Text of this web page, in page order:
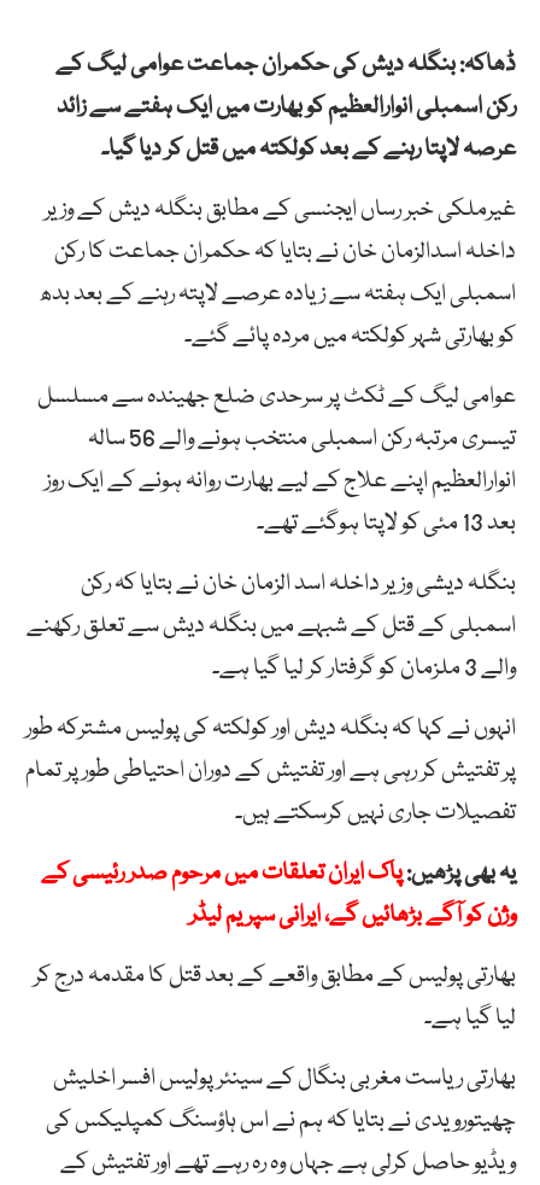
ڈھاکہ: بنگلہ دیش کی حکمران جماعت عوامی لیگ کے
رکن اسمبلی انوارالعظیم کو بھارت میں ایک ہفتے سے زائد
عرصہ لاپتا رہنے کے بعد کولکتہ میں قتل کر دیا گیا۔
غیرملکی خبر رساں ایجنسی کے مطابق بنگلہ دیش کے وزیر
داخلہ اسدالزمان خان نے بتایا کہ حکمران جماعت کا رکن
اسمبلی ایک ہفتہ سے زیادہ عرصے لاپتہ رہنے کے بعد بدھ
کو بھارتی شہر کولکتہ میں مردہ پائے گئے۔
عوامی لیگ کے ٹکٹ پر سرحدی ضلع جھیندہ سے مسلسل
تیسری مرتبہ رکن اسمبلی منتخب ہونے والے 56 سالہ
انوارالعظیم اپنے علاج کے لیے بھارت روانہ ہونے کے ایک روز
بعد 13 مئی کو لاپتا ہوگئے تھے۔
بنگلہ دیشی وزیر داخلہ اسد الزمان خان نے بتایا کہ رکن
اسمبلی کے قتل کے شبہے میں بنگلہ دیش سے تعلق رکھنے
والے 3 ملزمان کو گرفتار کر لیا گیا ہے۔
انہوں نے کہا کہ بنگلہ دیش اور کولکتہ کی پولیس مشترکہ طور
پر تفتیش کر رہی ہے اور تفتیش کے دوران احتیاطی طور پر تمام
تفصیلات جاری نہیں کرسکتے ہیں۔
یہ بھی پڑھیں:پاک ایران تعلقات میں مرحوم صدر رئیسی کے
وژن کو آگے بڑھائیں گے، ایرانی سپریم لیڈر
بھارتی پولیس کے مطابق واقعے کے بعد قتل کا مقدمہ درج کر
لیا گیا ہے۔
بھارتی ریاست مغربی بنگال کے سینئر پولیس افسر اخلیش
چھیتورویدی نے بتایا کہ ہم نے اس ہاؤسنگ کمپلیکس کی
ویڈیو حاصل کرلی ہے جہاں وہ رہ رہے تھے اور تفتیش کے